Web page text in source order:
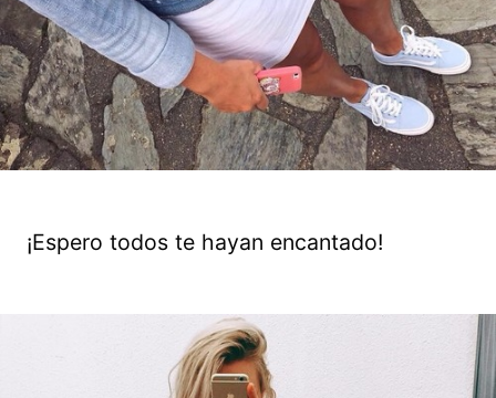
¡Espero todos te hayan encantado!